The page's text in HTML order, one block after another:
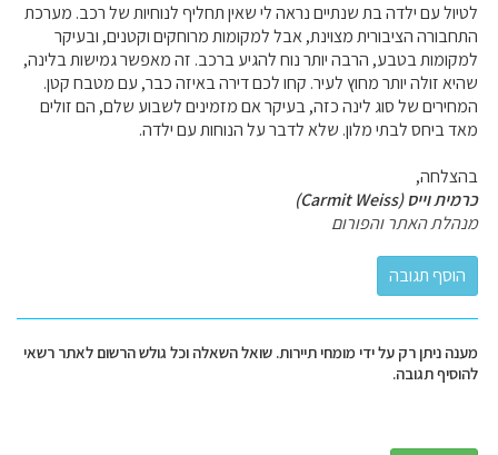
לטיול עם ילדה בת שנתיים נראה לי שאין תחליף לנוחיות של רכב. מערכת
התחבורה הציבורית מצוינת, אבל למקומות מרוחקים וקטנים, ובעיקר
למקומות בטבע, הרבה יותר נוח להגיע ברכב. זה מאפשר גמישות בלינה,
שהיא זולה יותר מחוץ לעיר. קחו לכם דירה באיזה כבר, עם מטבח קטן.
המחירים של סוג לינה כזה, בעיקר אם מזמינים לשבוע שלם, הם זולים
מאד ביחס לבתי מלון. שלא לדבר על הנוחות עם ילדה.
בהצלחה,
כרמית וייס (Carmit Weiss)
מנהלת האתר והפורום
מענה ניתן רק על ידי מומחי תיירות. שואל השאלה וכל גולש הרשום לאתר רשאי
להוסיף תגובה.